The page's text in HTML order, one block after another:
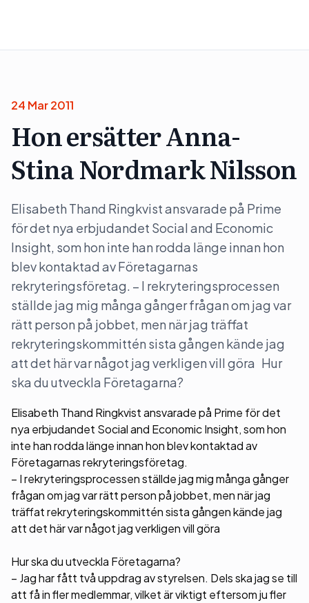
24 Mar 2011
Hon ersätter Anna-
Stina Nordmark Nilsson
Elisabeth Thand Ringkvist ansvarade på Prime
för det nya erbjudandet Social and Economic
Insight, som hon inte han rodda länge innan hon
blev kontaktad av Företagarnas
rekryteringsföretag. – I rekryteringsprocessen
ställde jag mig många gånger frågan om jag var
rätt person på jobbet, men när jag träffat
rekryteringskommittén sista gången kände jag
att det här var något jag verkligen vill göra Hur
ska du utveckla Företagarna?
Elisabeth Thand Ringkvist ansvarade på Prime för det
nya erbjudandet Social and Economic Insight, som hon
inte han rodda länge innan hon blev kontaktad av
Företagarnas rekryteringsföretag.
– I rekryteringsprocessen ställde jag mig många gånger
frågan om jag var rätt person på jobbet, men när jag
träffat rekryteringskommittén sista gången kände jag
att det här var något jag verkligen vill göra
Hur ska du utveckla Företagarna?
– Jag har fått två uppdrag av styrelsen. Dels ska jag se till
att få in fler medlemmar, vilket är viktigt eftersom ju fler